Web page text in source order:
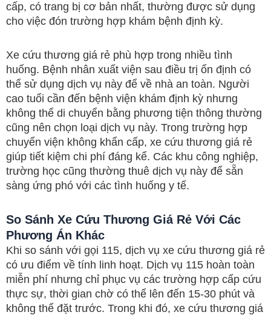
cấp, có trang bị cơ bản nhất, thường được sử dụng
cho việc đón trường hợp khám bệnh định kỳ.
Xe cứu thương giá rẻ phù hợp trong nhiều tình
huống. Bệnh nhân xuất viện sau điều trị ổn định có
thể sử dụng dịch vụ này để về nhà an toàn. Người
cao tuổi cần đến bệnh viện khám định kỳ nhưng
không thể di chuyển bằng phương tiện thông thường
cũng nên chọn loại dịch vụ này. Trong trường hợp
chuyển viện không khẩn cấp, xe cứu thương giá rẻ
giúp tiết kiệm chi phí đáng kể. Các khu công nghiệp,
trường học cũng thường thuê dịch vụ này để sẵn
sàng ứng phó với các tình huống y tế.
So Sánh Xe Cứu Thương Giá Rẻ Với Các
Phương Án Khác
Khi so sánh với gọi 115, dịch vụ xe cứu thương giá rẻ
có ưu điểm về tính linh hoạt. Dịch vụ 115 hoàn toàn
miễn phí nhưng chỉ phục vụ các trường hợp cấp cứu
thực sự, thời gian chờ có thể lên đến 15-30 phút và
không thể đặt trước. Trong khi đó, xe cứu thương giá